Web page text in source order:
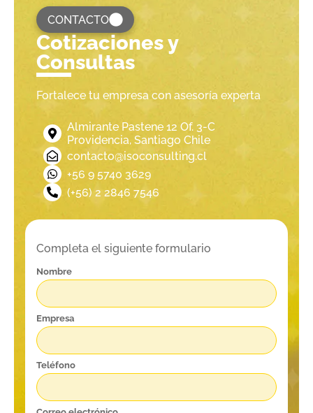
CONTACTO
Cotizaciones y
Consultas
Fortalece tu empresa con asesoría experta
Almirante Pastene 12 Of. 3-C
Providencia, Santiago Chile
contacto@isoconsulting.cl
‪+56 9 5740 3629‬
(+56) 2 2846 7546
Completa el siguiente formulario
Nombre
Empresa
Teléfono